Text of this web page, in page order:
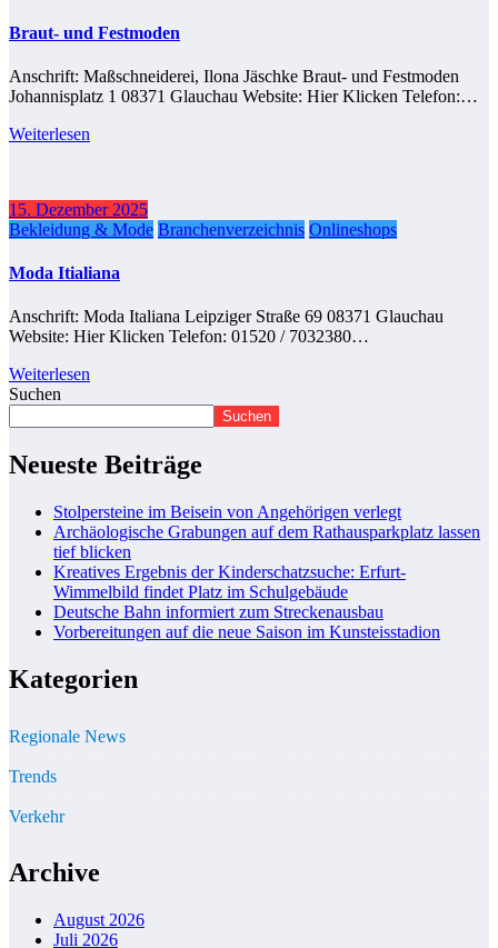
Braut- und Festmoden
Anschrift: Maßschneiderei, Ilona Jäschke Braut- und Festmoden
Johannisplatz 1 08371 Glauchau Website: Hier Klicken Telefon:…
Weiterlesen
15. Dezember 2025
Bekleidung & Mode Branchenverzeichnis Onlineshops
Moda Itialiana
Anschrift: Moda Italiana Leipziger Straße 69 08371 Glauchau
Website: Hier Klicken Telefon: 01520 / 7032380…
Weiterlesen
Suchen
Suchen
Neueste Beiträge
Stolpersteine im Beisein von Angehörigen verlegt
Archäologische Grabungen auf dem Rathausparkplatz lassen
tief blicken
Kreatives Ergebnis der Kinderschatzsuche: Erfurt-
Wimmelbild findet Platz im Schulgebäude
Deutsche Bahn informiert zum Streckenausbau
Vorbereitungen auf die neue Saison im Kunsteisstadion
Kategorien
Regionale News
Trends
Verkehr
Archive
August 2026
Juli 2026